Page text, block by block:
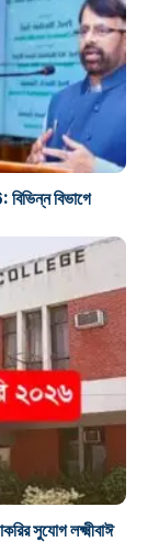
বিভাগে
সুযোগ লক্ষ্মীবাঈ